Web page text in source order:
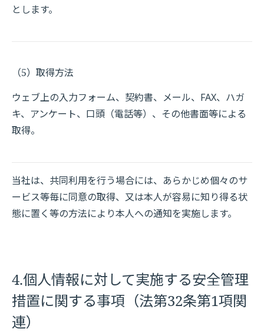
とします。
（5）取得方法
ウェブ上の入力フォーム、契約書、メール、FAX、ハガ
キ、アンケート、口頭（電話等）、その他書面等による
取得。
当社は、共同利用を行う場合には、あらかじめ個々のサ
ービス等毎に同意の取得、又は本人が容易に知り得る状
態に置く等の方法により本人への通知を実施します。
4.個人情報に対して実施する安全管理
措置に関する事項（法第32条第1項関
連）